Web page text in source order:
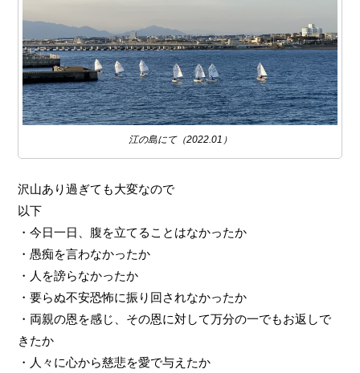
江の島にて（2022.01）
沢山あり過ぎても大変なので
以下
・今日一日、腹を立てることはなかったか
・愚痴を言わなかったか
・人を謗らなかったか
・要らぬ不安恐怖に振り回されなかったか
・両親の恩を感じ、その恩に対して万分の一でもお返しで
きたか
・人々に心から慈悲を愛で与えたか